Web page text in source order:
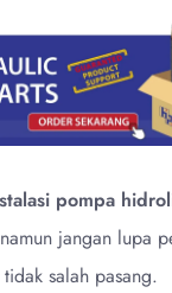
pompa
jangan lupa
salah pasang.